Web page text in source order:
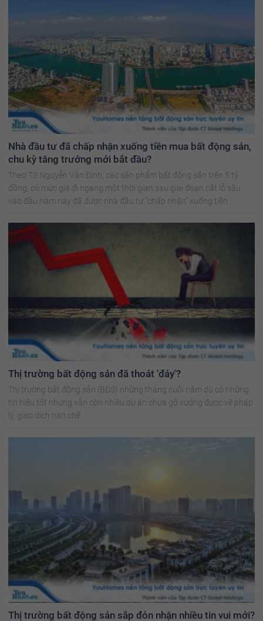
Nhà đầu tư đã chấp nhận xuống tiền mua bất động sản,
chu kỳ tăng trưởng mới bắt đầu?
Theo TS Nguyễn Văn Đính, các sản phẩm bất động sản trên 5 tỷ
đồng, có mức giá đi ngang một thời gian sau giai đoạn cắt lỗ sâu
vào đầu năm nay đã được nhà đầu tư "chấp nhận" xuống tiền
Thị trường bất động sản đã thoát 'đáy'?
Thị trường bất động sản (BĐS) những tháng cuối năm dù có những
tín hiệu tốt nhưng vẫn còn nhiều dự án chưa gỡ vướng được về pháp
lý, giao dịch hạn chế.
Thị trường bất động sản sắp đón nhận nhiều tin vui mới?